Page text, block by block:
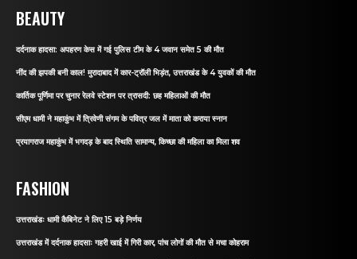
BEAUTY
दर्दनाक हादसा: अपहरण केस में गई पुलिस टीम के 4 जवान समेत 5 की मौत
नींद की झपकी बनी काल! मुरादाबाद में कार-ट्रॉली भिड़ंत, उत्तराखंड के 4 युवकों की मौत
कार्तिक पूर्णिमा पर चुनार रेलवे स्टेशन पर त्रासदी: छह महिलाओं की मौत
सीएम धामी ने महाकुंभ में त्रिवेणी संगम के पवित्र जल में माता को कराया स्नान
प्रयागराज महाकुंभ में भगदड़ के बाद स्थिति सामान्य, किच्छा की महिला का मिला शव
FASHION
उत्तराखंडः धामी कैबिनेट ने लिए 15 बड़े निर्णय
उत्तराखंड में दर्दनाक हादसाः गहरी खाई में गिरी कार, पांच लोगों की मौत से मचा कोहराम